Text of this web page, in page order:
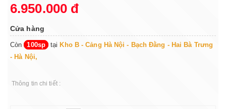
6.950.000 đ
Cửa hàng
Còn 100sp tạiKho B - Cảng Hà Nội - Bạch Đằng - Hai Bà Trưng
- Hà Nội,
Thông tin chi tiết :